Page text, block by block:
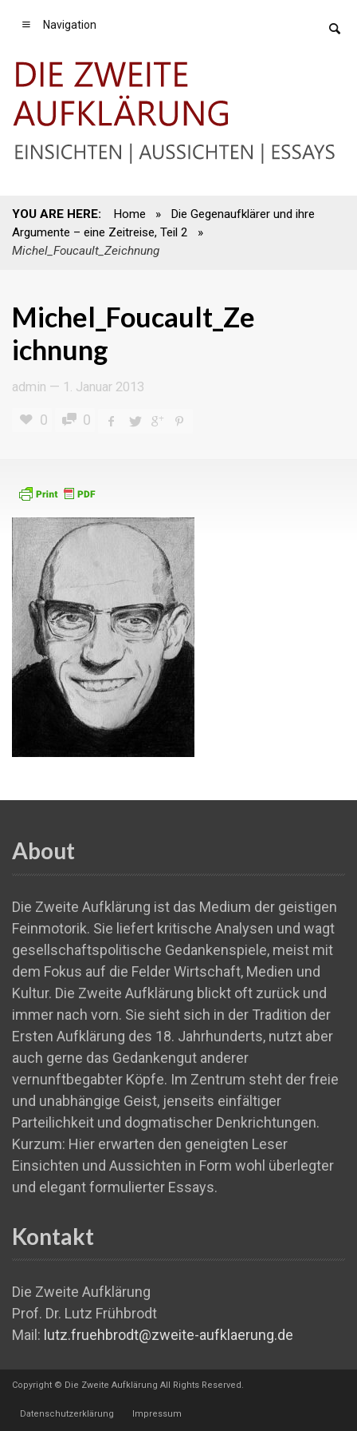
Navigation
YOU ARE HERE: Home »
Die Gegenaufklärer und ihre
Argumente – eine Zeitreise, Teil 2
»
Michel_Foucault_Zeichnung
Michel_Foucault_Ze
ichnung
admin — 1. Januar 2013
0 0
About
Die Zweite Aufklärung ist das Medium der geistigen
Feinmotorik. Sie liefert kritische Analysen und wagt
gesellschaftspolitische Gedankenspiele, meist mit
dem Fokus auf die Felder Wirtschaft, Medien und
Kultur. Die Zweite Aufklärung blickt oft zurück und
immer nach vorn. Sie sieht sich in der Tradition der
Ersten Aufklärung des 18. Jahrhunderts, nutzt aber
auch gerne das Gedankengut anderer
vernunftbegabter Köpfe. Im Zentrum steht der freie
und unabhängige Geist, jenseits einfältiger
Parteilichkeit und dogmatischer Denkrichtungen.
Kurzum: Hier erwarten den geneigten Leser
Einsichten und Aussichten in Form wohl überlegter
und elegant formulierter Essays.
Kontakt
Die Zweite Aufklärung
Prof. Dr. Lutz Frühbrodt
Mail: lutz.fruehbrodt@zweite-aufklaerung.de
Copyright © Die Zweite Aufklärung All Rights Reserved.
Datenschutzerklärung Impressum